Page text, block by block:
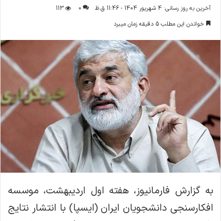
ا
ل
ل
آخرین به روز رسانی: 4 شهریور 1404 - 11:46 ق.ظ
0
113
خواندن این مطلب 5 دقیقه زمان میبرد
به گزارش فارمانیوز، هفته اول ارديبهشت، موسسه
افكارسنجي دانشجويان ايران (ايسپا) با انتشار نتايج